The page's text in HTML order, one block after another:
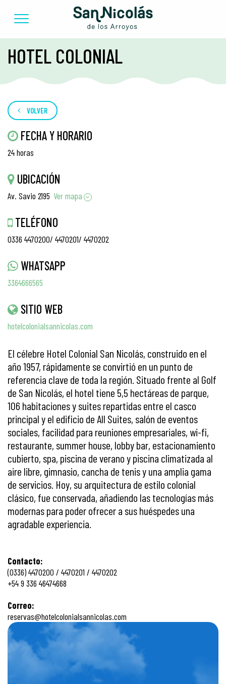
HOTEL COLONIAL
VOLVER
FECHA Y HORARIO
24 horas
UBICACIÓN
Av. Savio 2195 Ver mapa
TELÉFONO
0336 4470200/ 4470201/ 4470202
WHATSAPP
3364666565
SITIO WEB
hotelcolonialsannicolas.com
El célebre Hotel Colonial San Nicolás, construido en el
año 1957, rápidamente se convirtió en un punto de
referencia clave de toda la región. Situado frente al Golf
de San Nicolás, el hotel tiene 5,5 hectáreas de parque,
106 habitaciones y suites repartidas entre el casco
principal y el edificio de All Suites, salón de eventos
sociales, facilidad para reuniones empresariales, wi-fi,
restaurante, summer house, lobby bar, estacionamiento
cubierto, spa, piscina de verano y piscina climatizada al
aire libre, gimnasio, cancha de tenis y una amplia gama
de servicios. Hoy, su arquitectura de estilo colonial
clásico, fue conservada, añadiendo las tecnologías más
modernas para poder ofrecer a sus huéspedes una
agradable experiencia.
Contacto:
(0336) 4470200 / 4470201 / 4470202
+54 9 336 46474668
Correo:
reservas@hotelcolonialsannicolas.com